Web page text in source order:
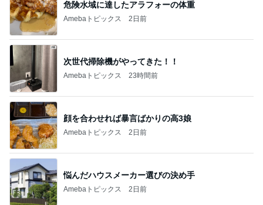
危険水域に達したアラフォーの体重
Amebaトピックス 2日前
次世代掃除機がやってきた！！
Amebaトピックス 23時間前
顔を合わせれば暴言ばかりの高3娘
Amebaトピックス 2日前
悩んだハウスメーカー選びの決め手
Amebaトピックス 2日前